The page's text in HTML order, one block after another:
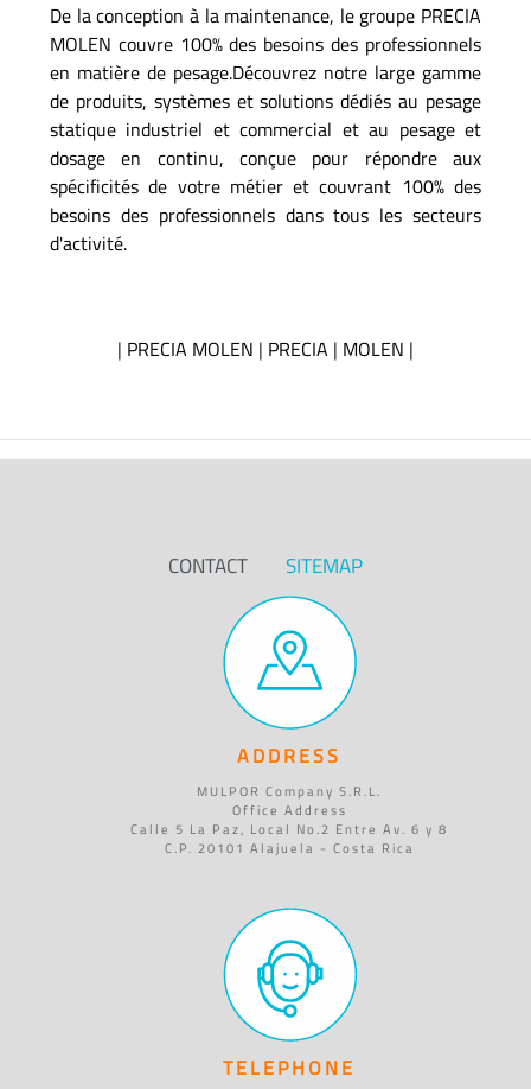
De la conception à la maintenance, le groupe PRECIA
MOLEN couvre 100% des besoins des professionnels
en matière de pesage.Découvrez notre large gamme
de produits, systèmes et solutions dédiés au pesage
statique industriel et commercial et au pesage et
dosage en continu, conçue pour répondre aux
spécificités de votre métier et couvrant 100% des
besoins des professionnels dans tous les secteurs
d'activité.
| PRECIA MOLEN | PRECIA | MOLEN |
CONTACT SITEMAP
ADDRESS
MULPOR Company S.R.L.
Office Address
Calle 5 La Paz, Local No.2 Entre Av. 6 y 8
C.P. 20101 Alajuela - Costa Rica
TELEPHONE